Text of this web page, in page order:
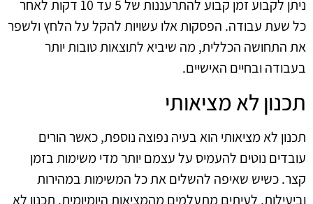
ניתן לקבוע זמן קבוע להתרעננות של 5 עד 10 דקות לאחר
כל שעת עבודה. הפסקות אלו עשויות להקל על הלחץ ולשפר
את התחושה הכללית, מה שיביא לתוצאות טובות יותר
בעבודה ובחיים האישיים.
תכנון לא מציאותי
תכנון לא מציאותי הוא בעיה נפוצה נוספת, כאשר הורים
עובדים נוטים להעמיס על עצמם יותר מדי משימות בזמן
קצר. כשיש שאיפה להשלים את כל המשימות במהירות
וביעילות, לעיתים מתעלמים מהמציאות היומיומית. תכנון לא